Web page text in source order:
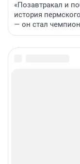
«Позавтракал и
история
— он стал